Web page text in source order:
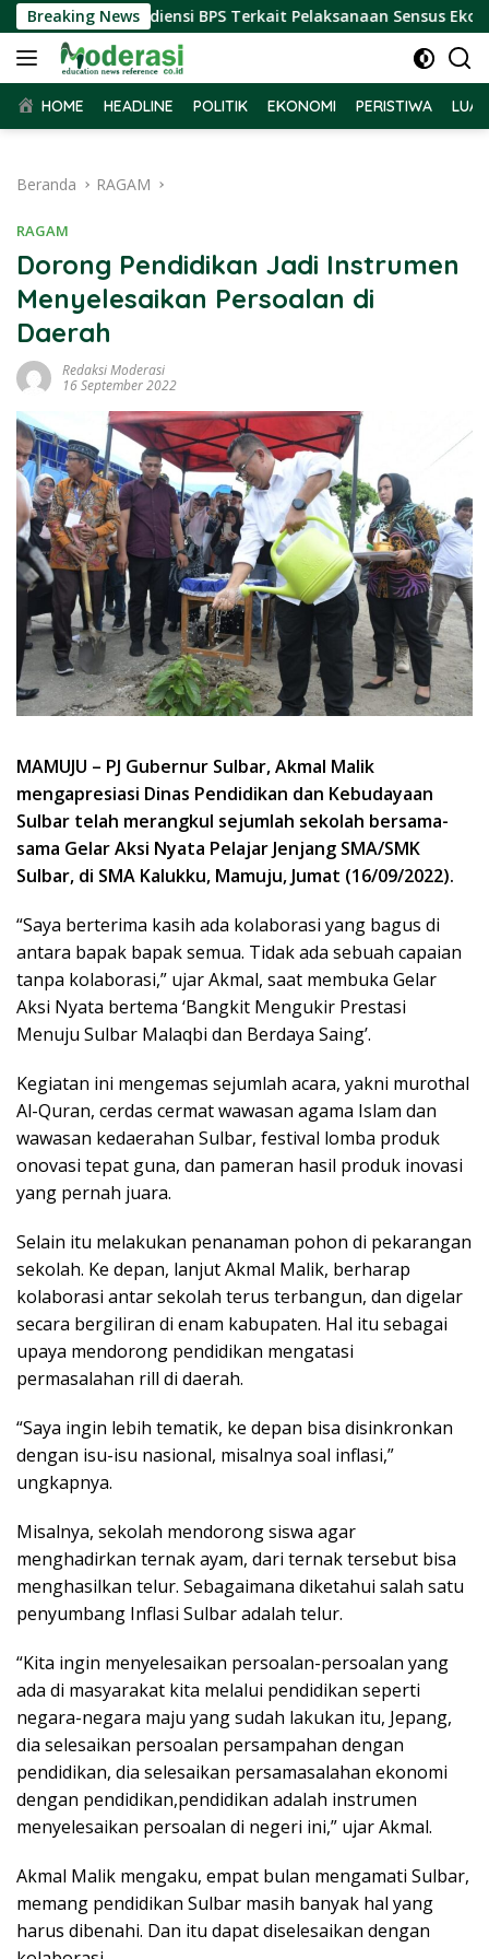
Langsung
ke
konten
Breaking News
Terima Audiensi BPS Terkait Pelaksanaan Sensus Ekonomi
HOME HEADLINE POLITIK EKONOMI PERISTIWA
Beranda RAGAM
RAGAM
Dorong Pendidikan Jadi Instrumen
Menyelesaikan Persoalan di
Daerah
Redaksi Moderasi
16 September 2022
MAMUJU – PJ Gubernur Sulbar, Akmal Malik
mengapresiasi Dinas Pendidikan dan Kebudayaan
Sulbar telah merangkul sejumlah sekolah bersama-
sama Gelar Aksi Nyata Pelajar Jenjang SMA/SMK
Sulbar, di SMA Kalukku, Mamuju, Jumat (16/09/2022).
“Saya berterima kasih ada kolaborasi yang bagus di
antara bapak bapak semua. Tidak ada sebuah capaian
tanpa kolaborasi,” ujar Akmal, saat membuka Gelar
Aksi Nyata bertema ‘Bangkit Mengukir Prestasi
Menuju Sulbar Malaqbi dan Berdaya Saing’.
Kegiatan ini mengemas sejumlah acara, yakni murothal
Al-Quran, cerdas cermat wawasan agama Islam dan
wawasan kedaerahan Sulbar, festival lomba produk
onovasi tepat guna, dan pameran hasil produk inovasi
yang pernah juara.
Selain itu melakukan penanaman pohon di pekarangan
sekolah. Ke depan, lanjut Akmal Malik, berharap
kolaborasi antar sekolah terus terbangun, dan digelar
secara bergiliran di enam kabupaten. Hal itu sebagai
upaya mendorong pendidikan mengatasi
permasalahan rill di daerah.
“Saya ingin lebih tematik, ke depan bisa disinkronkan
dengan isu-isu nasional, misalnya soal inflasi,”
ungkapnya.
Misalnya, sekolah mendorong siswa agar
menghadirkan ternak ayam, dari ternak tersebut bisa
menghasilkan telur. Sebagaimana diketahui salah satu
penyumbang Inflasi Sulbar adalah telur.
“Kita ingin menyelesaikan persoalan-persoalan yang
ada di masyarakat kita melalui pendidikan seperti
negara-negara maju yang sudah lakukan itu, Jepang,
dia selesaikan persoalan persampahan dengan
pendidikan, dia selesaikan persamasalahan ekonomi
dengan pendidikan,pendidikan adalah instrumen
menyelesaikan persoalan di negeri ini,” ujar Akmal.
Akmal Malik mengaku, empat bulan mengamati Sulbar,
memang pendidikan Sulbar masih banyak hal yang
harus dibenahi. Dan itu dapat diselesaikan dengan